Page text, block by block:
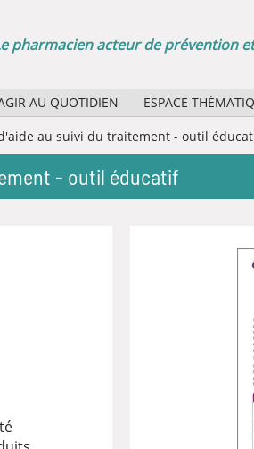
pharmacien acteur de prévention
AU QUOTIDIEN
d'affiches papier
des manifestations
ESPACE
au suivi du traitement - outil
- outil éducatif